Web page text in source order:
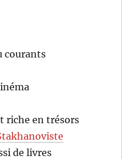
courants
riche en trésors
de livres